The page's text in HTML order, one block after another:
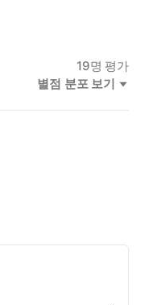
19명 평가
별점 분포 보기